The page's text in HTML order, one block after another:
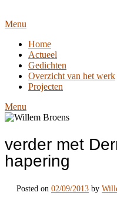
Menu
Home
Actueel
Gedichten
Overzicht van het werk
Projecten
Menu
verder met
hapering
Posted on 02/09/2013 by